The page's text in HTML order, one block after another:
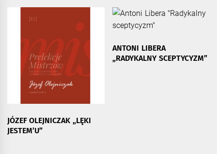
JÓZEF OLEJNICZAK „LĘKI
JESTEM’U”
ANTONI LIBERA
„RADYKALNY SCEPTYCYZM”